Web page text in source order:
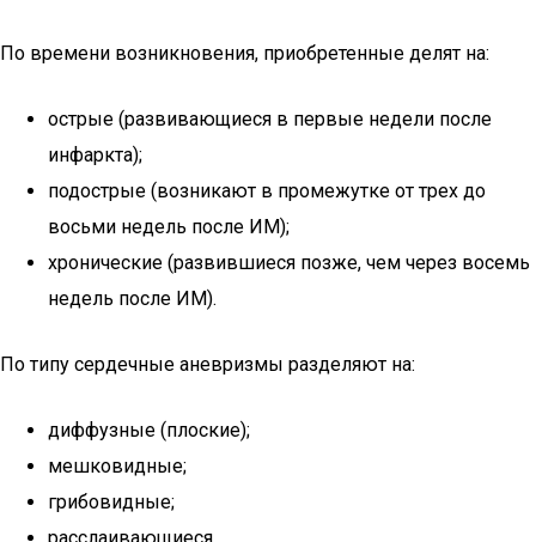
По времени возникновения, приобретенные делят на:
острые (развивающиеся в первые недели после
инфаркта);
подострые (возникают в промежутке от трех до
восьми недель после ИМ);
хронические (развившиеся позже, чем через восемь
недель после ИМ).
По типу сердечные аневризмы разделяют на:
диффузные (плоские);
мешковидные;
грибовидные;